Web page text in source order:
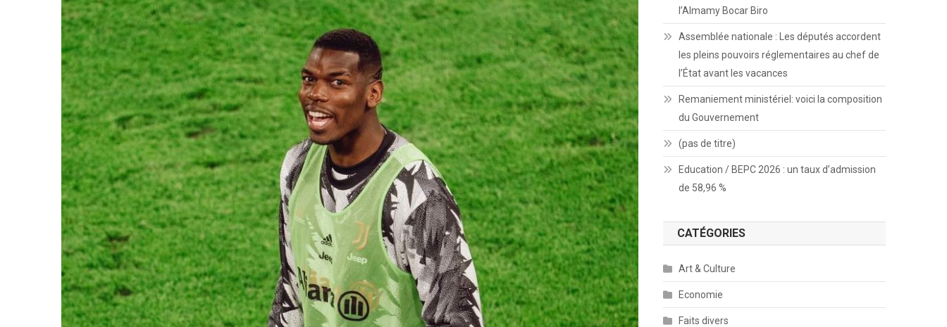
l’Almamy Bocar Biro
Assemblée nationale : Les députés accordent
les pleins pouvoirs réglementaires au chef de
l’État avant les vacances
Remaniement ministériel: voici la composition
du Gouvernement
(pas de titre)
Education / BEPC 2026 : un taux d’admission
de 58,96 %
CATÉGORIES
Art & Culture
Economie
Faits divers